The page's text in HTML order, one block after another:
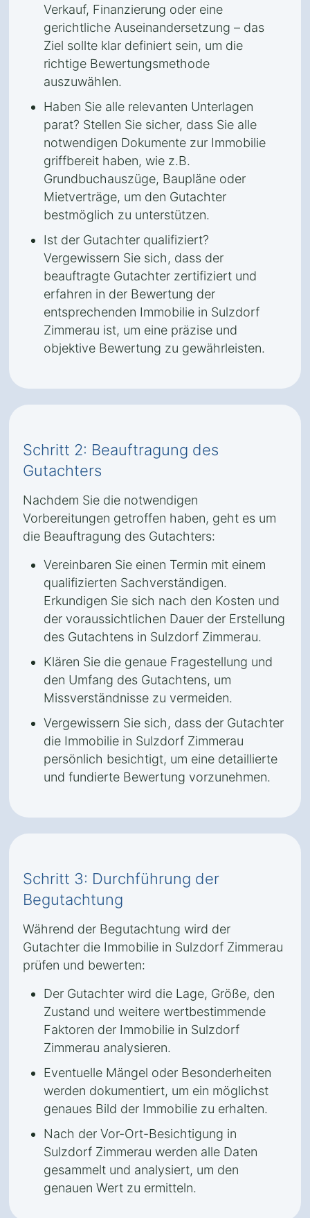
Verkauf, Finanzierung oder eine
gerichtliche Auseinandersetzung – das
Ziel sollte klar definiert sein, um die
richtige Bewertungsmethode
auszuwählen.
Haben Sie alle relevanten Unterlagen
parat? Stellen Sie sicher, dass Sie alle
notwendigen Dokumente zur Immobilie
griffbereit haben, wie z.B.
Grundbuchauszüge, Baupläne oder
Mietverträge, um den Gutachter
bestmöglich zu unterstützen.
Ist der Gutachter qualifiziert?
Vergewissern Sie sich, dass der
beauftragte Gutachter zertifiziert und
erfahren in der Bewertung der
entsprechenden Immobilie in Sulzdorf
Zimmerau ist, um eine präzise und
objektive Bewertung zu gewährleisten.
Schritt 2: Beauftragung des
Gutachters
Nachdem Sie die notwendigen
Vorbereitungen getroffen haben, geht es um
die Beauftragung des Gutachters:
Vereinbaren Sie einen Termin mit einem
qualifizierten Sachverständigen.
Erkundigen Sie sich nach den Kosten und
der voraussichtlichen Dauer der Erstellung
des Gutachtens in Sulzdorf Zimmerau.
Klären Sie die genaue Fragestellung und
den Umfang des Gutachtens, um
Missverständnisse zu vermeiden.
Vergewissern Sie sich, dass der Gutachter
die Immobilie in Sulzdorf Zimmerau
persönlich besichtigt, um eine detaillierte
und fundierte Bewertung vorzunehmen.
Schritt 3: Durchführung der
Begutachtung
Während der Begutachtung wird der
Gutachter die Immobilie in Sulzdorf Zimmerau
prüfen und bewerten:
Der Gutachter wird die Lage, Größe, den
Zustand und weitere wertbestimmende
Faktoren der Immobilie in Sulzdorf
Zimmerau analysieren.
Eventuelle Mängel oder Besonderheiten
werden dokumentiert, um ein möglichst
genaues Bild der Immobilie zu erhalten.
Nach der Vor-Ort-Besichtigung in
Sulzdorf Zimmerau werden alle Daten
gesammelt und analysiert, um den
genauen Wert zu ermitteln.